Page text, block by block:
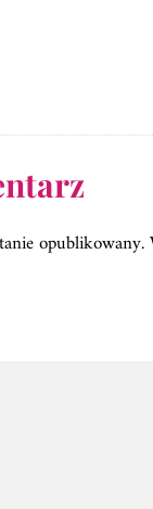
opublikowany.